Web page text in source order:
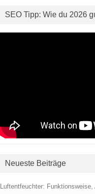
SEO Tipp: Wie du 2026
Neueste Beiträge
Luftentfeuchter: